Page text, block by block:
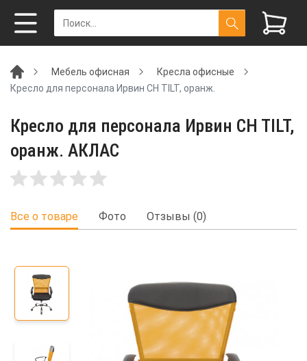
Мебель офисная
Кресла офисные
Кресло для персонала Ирвин CH TILT, оранж.
Кресло для персонала Ирвин CH TILT,
оранж. АКЛАС
Все о товаре Фото Отзывы (0)